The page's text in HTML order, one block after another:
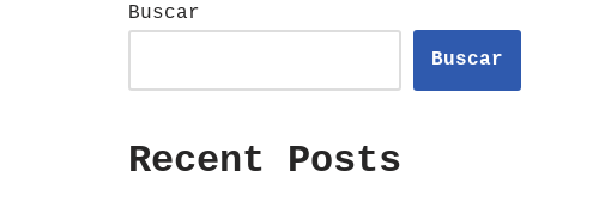
Buscar
Buscar
Recent Posts